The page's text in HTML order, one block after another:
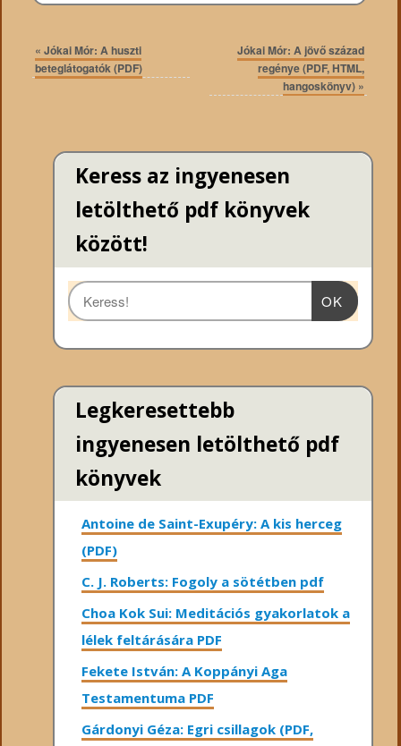
« Jókai Mór: A huszti
beteglátogatók (PDF)
Jókai Mór: A jövő század
regénye (PDF, HTML,
hangoskönyv) »
Keress az ingyenesen
letölthető pdf könyvek
között!
OK
Legkeresettebb
ingyenesen letölthető pdf
könyvek
Antoine de Saint-Exupéry: A kis herceg
(PDF)
C. J. Roberts: Fogoly a sötétben pdf
Choa Kok Sui: Meditációs gyakorlatok a
lélek feltárására PDF
Fekete István: A Koppányi Aga
Testamentuma PDF
Gárdonyi Géza: Egri csillagok (PDF,